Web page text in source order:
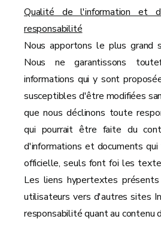
Qualité de l'information et
responsabilité
Nous apportons le plus
Nous ne garantissons
informations qui y sont
susceptibles d'être modifiées
que nous déclinons toute
qui pourrait être faite du
d'informations et documents
officielle, seuls font foi les
Les liens hypertextes
utilisateurs vers d'autres sites
responsabilité quant au contenu